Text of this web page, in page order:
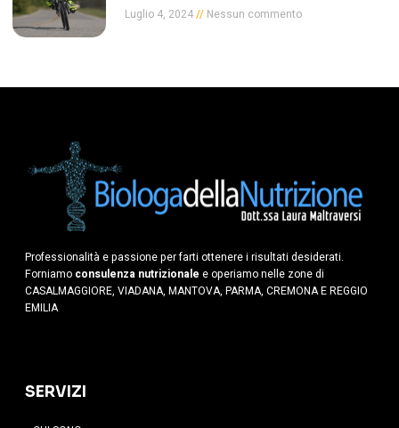
Luglio 4, 2024
Nessun commento
Professionalità e passione per farti ottenere i risultati desiderati.
Forniamo consulenza nutrizionale e operiamo nelle zone di
CASALMAGGIORE, VIADANA, MANTOVA, PARMA, CREMONA E REGGIO
EMILIA
SERVIZI